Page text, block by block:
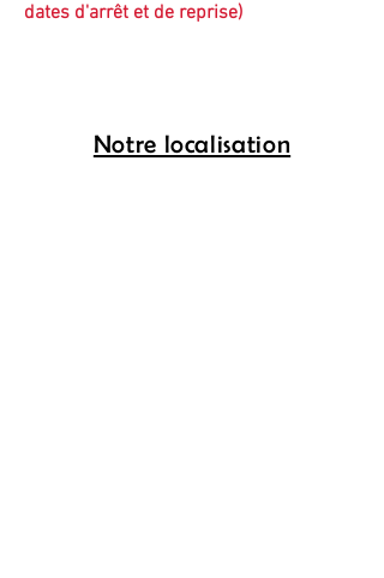
dates d'arrêt et de reprise)
Notre localisation